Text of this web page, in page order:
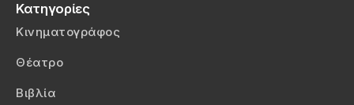
Κατηγορίες
Κινηματογράφος
Θέατρο
Βιβλία